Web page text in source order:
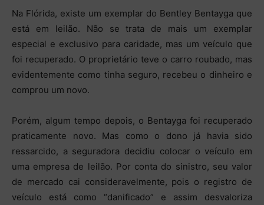
Na Flórida, existe um exemplar do Bentley Bentayga que
está em leilão. Não se trata de mais um exemplar
especial e exclusivo para caridade, mas um veículo que
foi recuperado. O proprietário teve o carro roubado, mas
evidentemente como tinha seguro, recebeu o dinheiro e
comprou um novo.
Porém, algum tempo depois, o Bentayga foi recuperado
praticamente novo. Mas como o dono já havia sido
ressarcido, a seguradora decidiu colocar o veículo em
uma empresa de leilão. Por conta do sinistro, seu valor
de mercado cai consideravelmente, pois o registro de
veículo está como “danificado” e assim desvaloriza